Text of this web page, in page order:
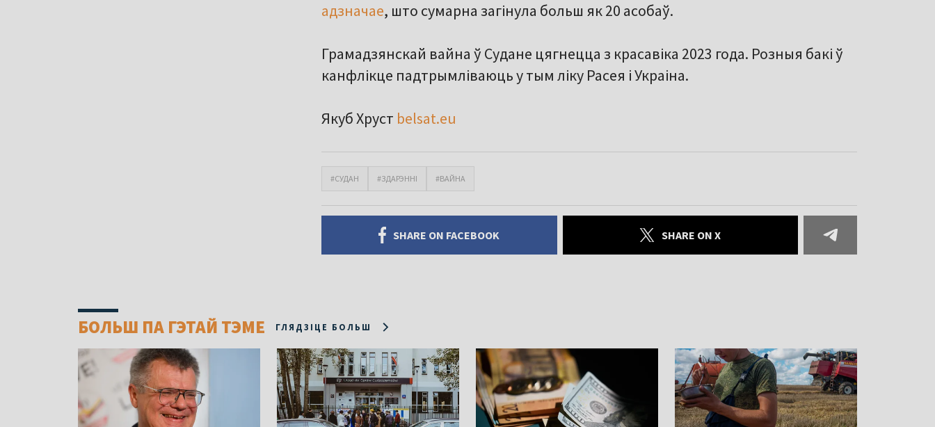
адзначае, што сумарна загінула больш як 20 асобаў.
Грамадзянскай вайна ў Судане цягнецца з красавіка 2023 года. Розныя бакі ў
канфлікце падтрымліваюць у тым ліку Расея і Украіна.
Якуб Хруст belsat.eu
#СУДАН #ЗДАРЭННІ #ВАЙНА
SHARE ON FACEBOOK SHARE ON X
БОЛЬШ ПА ГЭТАЙ ТЭМЕ ГЛЯДЗІЦЕ БОЛЬШ